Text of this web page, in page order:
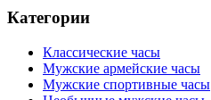
Категории
Классические часы
Мужские армейские часы
Мужские спортивные часы